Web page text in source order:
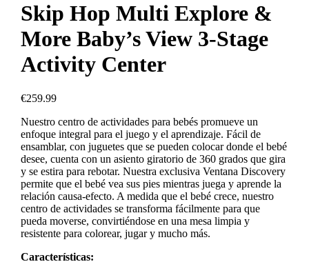
Skip Hop Multi Explore &
More Baby’s View 3-Stage
Activity Center
€259.99
Nuestro centro de actividades para bebés promueve un
enfoque integral para el juego y el aprendizaje. Fácil de
ensamblar, con juguetes que se pueden colocar donde el bebé
desee, cuenta con un asiento giratorio de 360 ​​grados que gira
y se estira para rebotar. Nuestra exclusiva Ventana Discovery
permite que el bebé vea sus pies mientras juega y aprende la
relación causa-efecto. A medida que el bebé crece, nuestro
centro de actividades se transforma fácilmente para que
pueda moverse, convirtiéndose en una mesa limpia y
resistente para colorear, jugar y mucho más.
Características: